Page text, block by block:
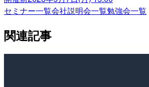
セミナー一覧会社説明会一覧勉強会一覧
関連記事